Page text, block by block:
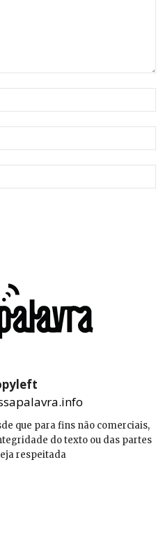
que para fins não comerciais,
do texto ou das partes
respeitada